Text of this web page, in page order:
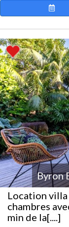
Byron
Location villa
chambres
min de la[....]